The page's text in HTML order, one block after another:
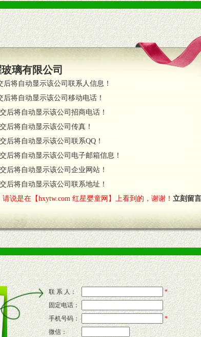
务，以确保产品顺利销售。
及终端导购支持。
的态度，我们将及时回复您的疑问。
，我们予以及时受理记录并合理妥善解决。
市场，及时收编销售效果显着的案例，与您共商启动市场。
孕婴童渠道，医药渠道并为之提供配送服务。
识。
应市场变化。
璃有限公司
将自动显示该公司联系人信息！
将自动显示该公司移动电话！
后将自动显示该公司招商电话！
后将自动显示该公司传真！
后将自动显示该公司联系QQ！
后将自动显示该公司电子邮箱信息！
后将自动显示该公司企业网站！
后将自动显示该公司联系地址！
说是在【hxytw.com 红星婴童网】上看到的，谢谢！ 立刻留言
联 系 人：
*
固定电话：
手机号码：
*
微信：